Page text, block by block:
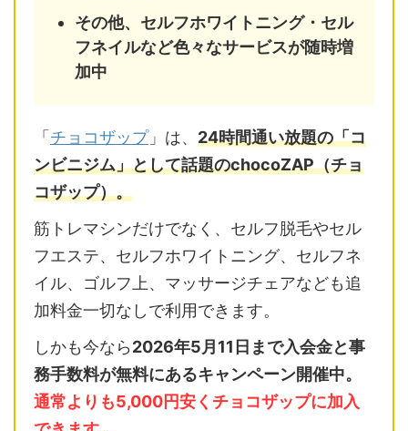
その他、セルフホワイトニング・セル
フネイルなど色々なサービスが随時増
加中
「 チョコザップ」は、 24時間通い放題の「コ
ンビニジム」として話題のchocoZAP（チョ
コザップ）。
筋トレマシンだけでなく、セルフ脱毛やセル
フエステ、セルフホワイトニング、セルフネ
イル、ゴルフ上、マッサージチェアなども追
加料金一切なしで利用できます。
しかも今なら2026年5月11日まで入会金と事
務手数料が無料にあるキャンペーン開催中。
通常よりも5,000円安くチョコザップに加入